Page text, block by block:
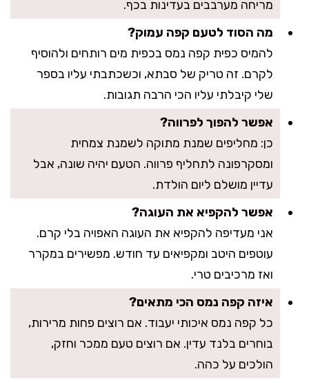
מריחה מערבבים בעדינות בכף.
מה הסוד לטעם קפה עמוק?
להמיס כפית קפה נמס בכפית מים רותחים ולהוסיף
לקרם. זה טריק של סבתא, וכשכתבתי עליו בספר
שלי קיבלתי עליו הכי הרבה תגובות.
אפשר להפוך לפרווה?
כן: מחליפים שמנת מתוקה לשמנת צמחית
ומסקרפונה לתחליף פרווה. הטעם יהיה שונה, אבל
עדיין מושלם ליום הולדת.
אפשר להקפיא את העוגה?
אני מעדיפה להקפיא את העוגה האפויה בלי קרם.
עוטפים היטב ומקפיאים עד חודש. מפשירים במקרר
ואז מרכיבים טרי.
איזה קפה נמס הכי מתאים?
כל קפה נמס איכותי יעבוד. אם רוצים פחות מרירות,
בוחרים בלנד עדין. אם רוצים טעם ממכר וחזק,
הולכים על כהה.